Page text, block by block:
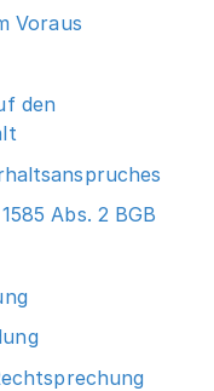
Voraus
den
Abs. 2 BGB